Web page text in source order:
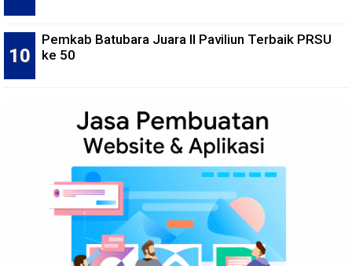
Pemkab Batubara Juara II Paviliun Terbaik PRSU
ke 50